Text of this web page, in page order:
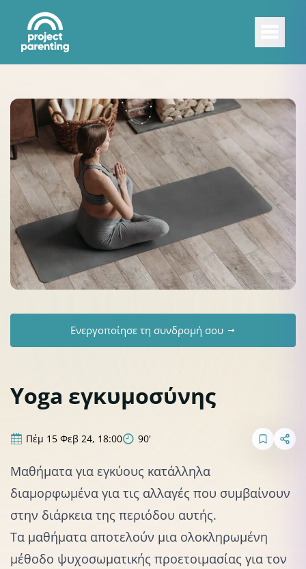
Ενεργοποίησε τη συνδρομή σου
Υoga εγκυμοσύνης
Πέμ 15 Φεβ 24, 18:00 90'
Μαθήματα για εγκύους κατάλληλα
διαμορφωμένα για τις αλλαγές που συμβαίνουν
στην διάρκεια της περιόδου αυτής.
Τα μαθήματα αποτελούν μια ολοκληρωμένη
μέθοδο ψυχοσωματικής προετοιμασίας για τον